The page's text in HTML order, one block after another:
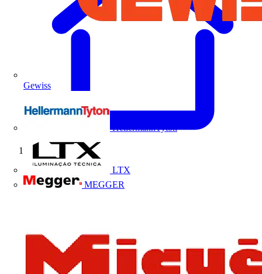
Gewiss
HellermannTyton
LTX
MEGGER
Início